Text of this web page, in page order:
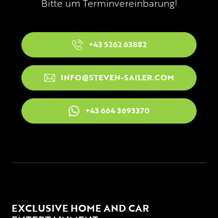
+43 5262 63882
INFO@STEVEN-SAILER.COM
+43 664 3693370
EXCLUSIVE HOME AND CAR